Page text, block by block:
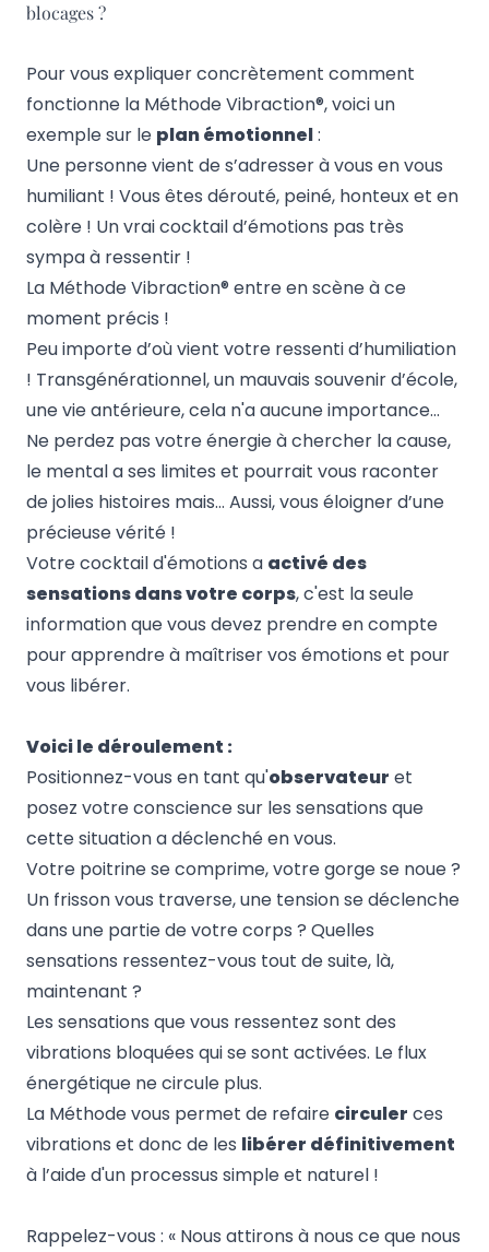
blocages ?
Pour vous expliquer concrètement comment
fonctionne la Méthode Vibraction®, voici un
exemple sur le plan émotionnel:
Une personne vient de s’adresser à vous en vous
humiliant ! Vous êtes dérouté, peiné, honteux et en
colère ! Un vrai cocktail d’émotions pas très
sympa à ressentir !
La Méthode Vibraction® entre en scène à ce
moment précis !
Peu importe d’où vient votre ressenti d’humiliation
! Transgénérationnel, un mauvais souvenir d’école,
une vie antérieure, cela n'a aucune importance…
Ne perdez pas votre énergie à chercher la cause,
le mental a ses limites et pourrait vous raconter
de jolies histoires mais… Aussi, vous éloigner d’une
précieuse vérité !
Votre cocktail d'émotions a activé des
sensations dans votre corps, c'est la seule
information que vous devez prendre en compte
pour apprendre à maîtriser vos émotions et pour
vous libérer.
Voici le déroulement :
Positionnez-vous en tant qu'observateur et
posez votre conscience sur les sensations que
cette situation a déclenché en vous.
Votre poitrine se comprime, votre gorge se noue ?
Un frisson vous traverse, une tension se déclenche
dans une partie de votre corps ? Quelles
sensations ressentez-vous tout de suite, là,
maintenant ?
Les sensations que vous ressentez sont des
vibrations bloquées qui se sont activées. Le flux
énergétique ne circule plus.
La Méthode vous permet de refaire circuler ces
vibrations et donc de les libérer définitivement
à l’aide d'un processus simple et naturel !
Rappelez-vous : « Nous attirons à nous ce que nous